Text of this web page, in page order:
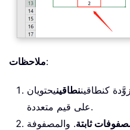
ملاحظات:
كنطاقيننطاقينيحتويان
على قيم متعددة.
ثابتة. والمصفوفة